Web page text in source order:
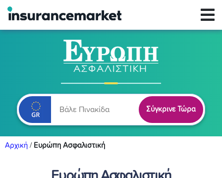
Σύγκρινε Τώρα
Αρχική / Ευρώπη Ασφαλιστική